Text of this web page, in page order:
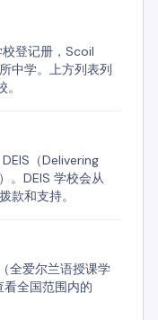
登记册，Scoil
中学。上方列表列
（Delivering
DEIS 学校会从
和支持。
全爱尔兰语授课学
全国范围内的